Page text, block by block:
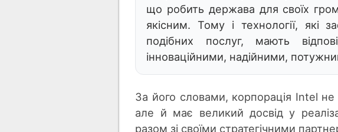
що робить держава для своїх
якісним. Тому і технології, які
подібних послуг, мають
інноваційними, надійними,
За його словами, корпорація Intel не
але й має великий досвід у
разом зі своїми стратегічними